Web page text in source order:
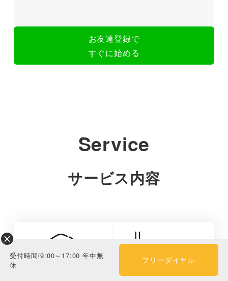
お友達登録で
すぐに始める
Service
サービス内容
受付時間/9:00～17:00 年中無
休
フリーダイヤル